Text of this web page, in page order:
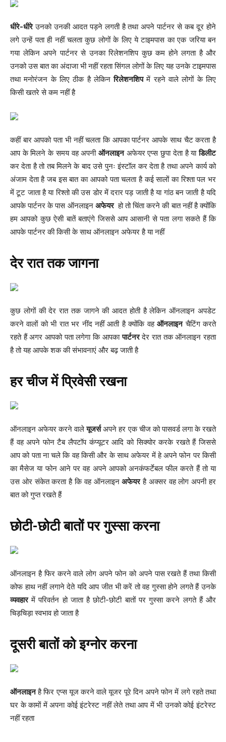
धीरे-धीरेउनको उनकी आदत पड़ने लगती है तथा अपने पार्टनर से कब दूर होने
लगे उन्हें पता ही नहीं चलता कुछ लोगों के लिए ये टाइमपास का एक जरिया बन
गया लेकिन अपने पार्टनर से उनका रिलेशनशिप कुछ कम होने लगता है और
उनको उस बात का अंदाजा भी नहीं रहता सिंगल लोगों के लिए यह उनके टाइमपास
तथा मनोरंजन के लिए ठीक है लेकिनरिलेशनशिपमें रहने वाले लोगों के लिए
किसी खतरे से कम नहीं है
कहीं बार आपको पता भी नहीं चलता कि आपका पार्टनर आपके साथ चैट करता है
आप के मिलने के समय वह अपनी ऑनलाइनअफेयर एप्स छुपा देता है याडिलीट
कर देता है तो तब मिलने के बाद उसे पुनः इंस्टॉल कर देता है तथा अपने कार्य को
अंजाम देता है जब इस बात का आपको पता चलता है कई सालों का रिश्ता पल भर
में टूट जाता है या रिश्तो की उस डोर में दरार पड़ जाती है या गांठ बन जाती है यदि
आपके पार्टनर के पास ऑनलाइन अफेयरहो तो चिंता करने की बात नहीं है क्योंकि
हम आपको कुछ ऐसी बातें बताएंगे जिससे आप आसानी से पता लगा सकते हैं कि
आपके पार्टनर की किसी के साथ ऑनलाइन अफेयर है या नहीं
देर रात तक जागना
कुछ लोगों की देर रात तक जागने की आदत होती है लेकिन ऑनलाइन अपडेट
करने वालों को भी रात भर नींद नहीं आती है क्योंकि वहऑनलाइनचैटिंग करते
रहते हैं अगर आपको पता लगेगा कि आपकापार्टनरदेर रात तक ऑनलाइन रहता
है तो यह आपके शक की संभावनाएं और बढ़ जाती है
हर चीज में प्रिवेसी रखना
ऑनलाइन अफेयर करने वालेयूजर्सअपने हर एक चीज को पासवर्ड लगा के रखते
हैं वह अपने फोन टैब लैपटॉप कंप्यूटर आदि को सिक्योर करके रखते हैं जिससे
आप को पता ना चले कि वह किसी और के साथ अफेयर में हे अपने फोन पर किसी
का मैसेज या फोन आने पर वह अपने आपको अनकंफर्टेबल फील करते हैं तो या
उस ओर संकेत करता है कि वह ऑनलाइनअफेयरहै अक्सर वह लोग अपनी हर
बात को गुप्त रखते हैं
छोटी-छोटी बातों पर गुस्सा करना
ऑनलाइन है फिर करने वाले लोग अपने फोन को अपने पास रखते हैं तथा किसी
कोफ हाथ नहीं लगाने देते यदि आप जीत भी करें तो वह गुस्सा होने लगते हैं उनके
व्यवहारमें परिवर्तन हो जाता है छोटी-छोटी बातों पर गुस्सा करने लगते हैं और
चिड़चिड़ा स्वभाव हो जाता है
दूसरी बातों को इग्नोर करना
ऑनलाइनहै फिर एप्स यूज करने वाले यूजर पूरे दिन अपने फोन में लगे रहते तथा
घर के कामों में अपना कोई इंटरेस्ट नहीं लेते तथा आप में भी उनको कोई इंटरेस्ट
नहीं रहता